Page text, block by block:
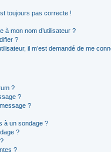
toujours pas correcte !
à mon nom d’utilisateur ?
?
il m’est demandé de me
?
?
?
à un sondage ?
?
?